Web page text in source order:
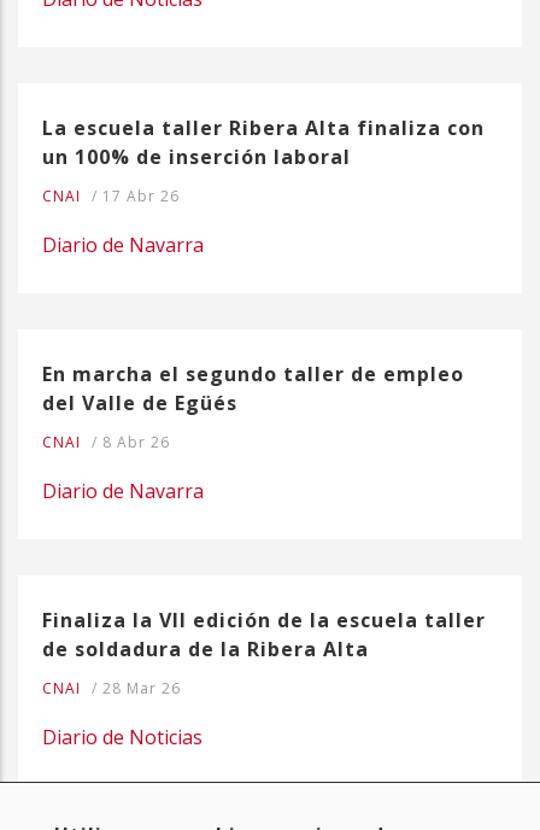
La escuela taller Ribera Alta finaliza con
un 100% de inserción laboral
CNAI / 17 Abr 26
Diario de Navarra
En marcha el segundo taller de empleo
del Valle de Egüés
CNAI / 8 Abr 26
Diario de Navarra
Finaliza la VII edición de la escuela taller
de soldadura de la Ribera Alta
CNAI / 28 Mar 26
Diario de Noticias